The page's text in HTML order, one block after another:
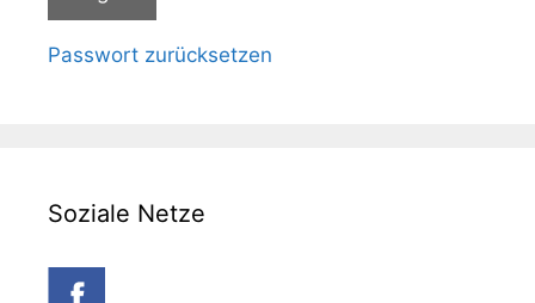
Passwort zurücksetzen
Soziale Netze